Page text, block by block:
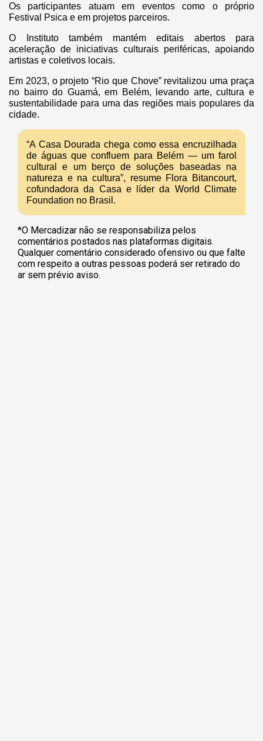
Os participantes atuam em eventos como o próprio
Festival Psica e em projetos parceiros.
O Instituto também mantém editais abertos para
aceleração de iniciativas culturais periféricas, apoiando
artistas e coletivos locais.
Em 2023, o projeto “Rio que Chove” revitalizou uma praça
no bairro do Guamá, em Belém, levando arte, cultura e
sustentabilidade para uma das regiões mais populares da
cidade.
“A Casa Dourada chega como essa encruzilhada
de águas que confluem para Belém — um farol
cultural e um berço de soluções baseadas na
natureza e na cultura”, resume Flora Bitancourt,
cofundadora da Casa e líder da World Climate
Foundation no Brasil.
*O Mercadizar não se responsabiliza pelos
comentários postados nas plataformas digitais.
Qualquer comentário considerado ofensivo ou que falte
com respeito a outras pessoas poderá ser retirado do
ar sem prévio aviso.